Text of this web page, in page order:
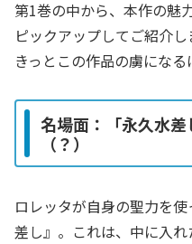
第1巻の中から、本作の魅
ピックアップしてご紹介
きっとこの作品の虜になる
名場面：「永久水
（？）
ロレッタが自身の聖力を
差し』。これは、中に入